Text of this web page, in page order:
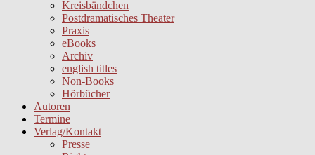
Kreisbändchen
Postdramatisches Theater
Praxis
eBooks
Archiv
english titles
Non-Books
Hörbücher
Autoren
Termine
Verlag/Kontakt
Presse